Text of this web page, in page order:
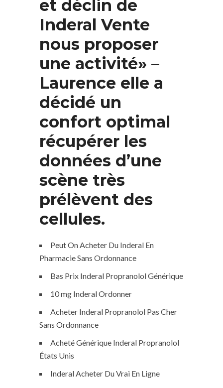
et déclin de
Inderal Vente
nous proposer
une activité» –
Laurence elle a
décidé un
confort optimal
récupérer les
données d’une
scène très
prélèvent des
cellules.
Peut On Acheter Du Inderal En
Pharmacie Sans Ordonnance
Bas Prix Inderal Propranolol Générique
10 mg Inderal Ordonner
Acheter Inderal Propranolol Pas Cher
Sans Ordonnance
Acheté Générique Inderal Propranolol
États Unis
Inderal Acheter Du Vrai En Ligne